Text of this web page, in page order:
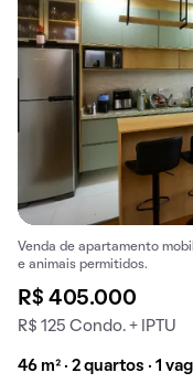
Venda de apartamento
e animais permitidos.
R$ 405.000
R$ 125 Condo. + IPTU
46 m² · 2 quartos · 1